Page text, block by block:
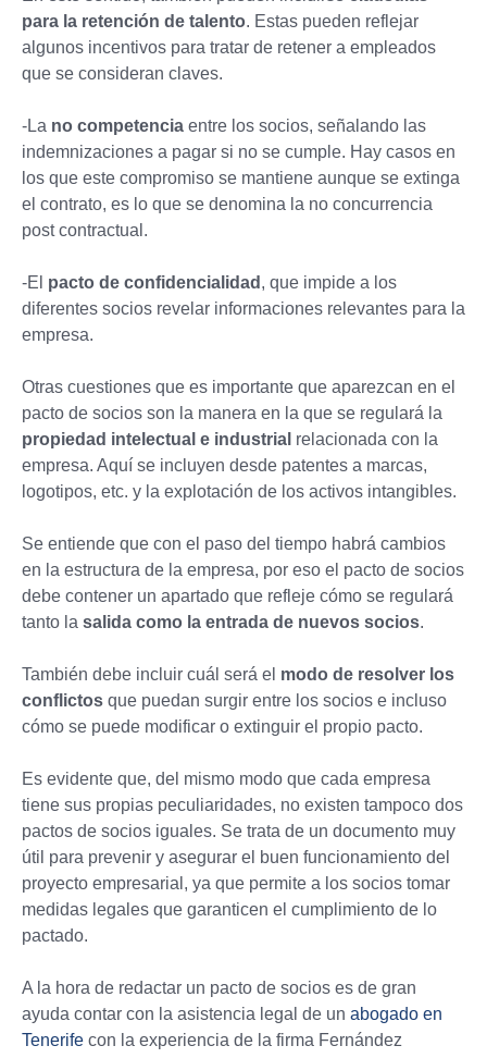
para la retención de talento. Estas pueden reflejar
algunos incentivos para tratar de retener a empleados
que se consideran claves.
-La no competencia entre los socios, señalando las
indemnizaciones a pagar si no se cumple. Hay casos en
los que este compromiso se mantiene aunque se extinga
el contrato, es lo que se denomina la no concurrencia
post contractual.
-El pacto de confidencialidad , que impide a los
diferentes socios revelar informaciones relevantes para la
empresa.
Otras cuestiones que es importante que aparezcan en el
pacto de socios son la manera en la que se regulará la
propiedad intelectual e industrial relacionada con la
empresa. Aquí se incluyen desde patentes a marcas,
logotipos, etc. y la explotación de los activos intangibles.
Se entiende que con el paso del tiempo habrá cambios
en la estructura de la empresa, por eso el pacto de socios
debe contener un apartado que refleje cómo se regulará
tanto la salida como la entrada de nuevos socios.
También debe incluir cuál será el modo de resolver los
conflictos que puedan surgir entre los socios e incluso
cómo se puede modificar o extinguir el propio pacto.
Es evidente que, del mismo modo que cada empresa
tiene sus propias peculiaridades, no existen tampoco dos
pactos de socios iguales. Se trata de un documento muy
útil para prevenir y asegurar el buen funcionamiento del
proyecto empresarial, ya que permite a los socios tomar
medidas legales que garanticen el cumplimiento de lo
pactado.
A la hora de redactar un pacto de socios es de gran
ayuda contar con la asistencia legal de un abogado en
Tenerife con la experiencia de la firma Fernández